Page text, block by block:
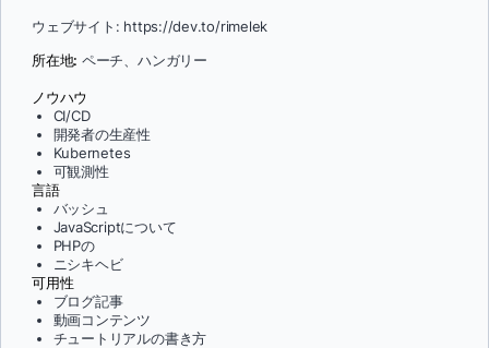
ウェブサイト: https://dev.to/rimelek
所在地: ペーチ、ハンガリー
ノウハウ
CI/CD
開発者の生産性
Kubernetes
可観測性
言語
バッシュ
JavaScriptについて
PHPの
ニシキヘビ
可用性
ブログ記事
動画コンテンツ
チュートリアルの書き方